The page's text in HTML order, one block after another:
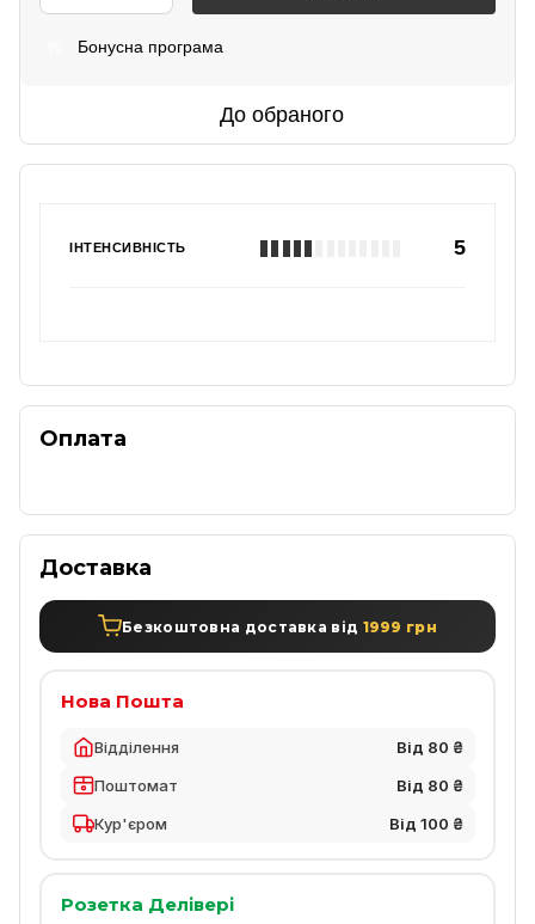
Бонусна програма
До обраного
ІНТЕНСИВНІСТЬ 5
Оплата
Доставка
Безкоштовна доставка від 1999 грн
Нова Пошта
Відділення
Від 80 ₴
Поштомат
Від 80 ₴
Кур'єром
Від 100 ₴
Розетка Делівері